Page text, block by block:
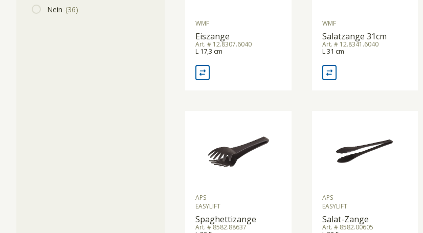
Nein (36)
WMF
Eiszange
Art. # 12.8307.6040
L 17,3 cm
WMF
Salatzange 31cm
Art. # 12.8341.6040
L 31 cm
APS
EASYLIFT
Spaghettizange
Art. # 8582.88637
APS
EASYLIFT
Salat-Zange
Art. # 8582.00605